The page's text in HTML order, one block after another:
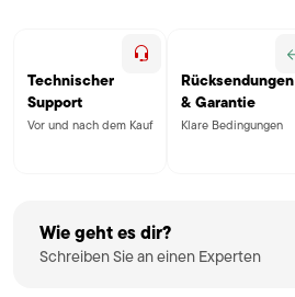
Technischer
Support
Vor und nach dem Kauf
Rücksendungen
& Garantie
Klare Bedingungen
Wie geht es dir?
Schreiben Sie an einen Experten